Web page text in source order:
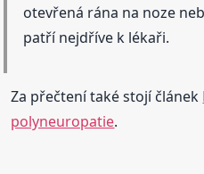
otevřená rána na noze
patří nejdříve k lékaři.
Za přečtení také stojí článek
polyneuropatie.